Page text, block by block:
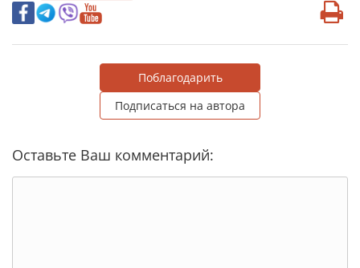
Поблагодарить
Подписаться на автора
Оставьте Ваш комментарий: